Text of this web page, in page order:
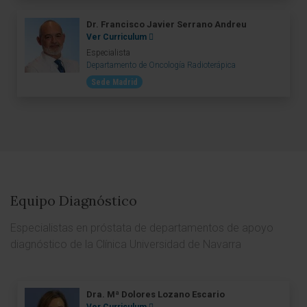
Dr. Francisco Javier Serrano Andreu
Ver Curriculum
Especialista
Departamento de Oncología Radioterápica
Sede Madrid
Equipo Diagnóstico
Especialistas en próstata de departamentos de apoyo
diagnóstico de la Clínica Universidad de Navarra
Dra. Mª Dolores Lozano Escario